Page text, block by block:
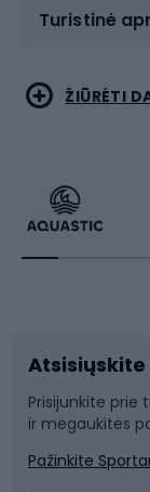
Turistinė
Bėgimas
Dviratininkų
Dviračių
Laipiojimas
Koviniai
Rakečių
Rogutės ir
Snieglenčių
ŽIŪRĖTI
Prisijunkite prie
ir mėgaukitės
Pažinkite